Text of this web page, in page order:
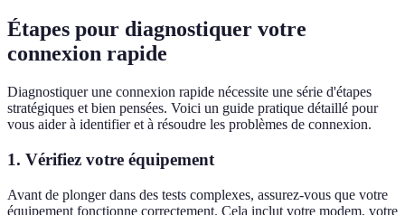
Étapes pour diagnostiquer votre
connexion rapide
Diagnostiquer une connexion rapide nécessite une série d'étapes
stratégiques et bien pensées. Voici un guide pratique détaillé pour
vous aider à identifier et à résoudre les problèmes de connexion.
1. Vérifiez votre équipement
Avant de plonger dans des tests complexes, assurez-vous que votre
équipement fonctionne correctement. Cela inclut votre modem, votre